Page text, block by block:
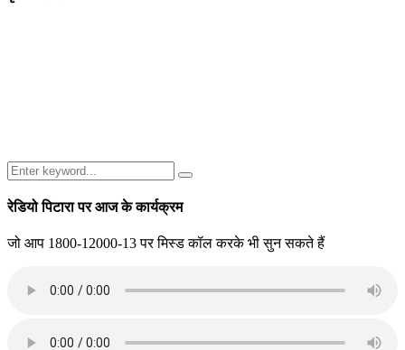
Search
for:
Search
रेडियो पिटारा पर आज के कार्यक्रम
जो आप 1800-12000-13 पर मिस्ड कॉल करके भी सुन सकते हैं